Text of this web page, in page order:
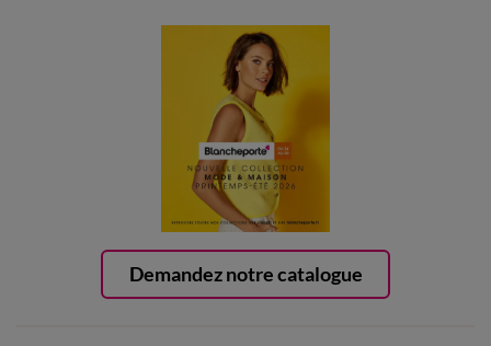
Demandez notre catalogue